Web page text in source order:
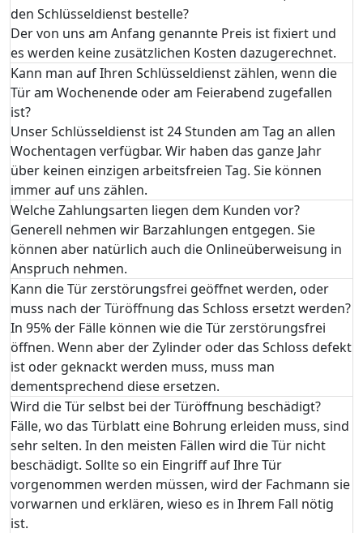
den Schlüsseldienst bestelle?
Der von uns am Anfang genannte Preis ist fixiert und
es werden keine zusätzlichen Kosten dazugerechnet.
Kann man auf Ihren Schlüsseldienst zählen, wenn die
Tür am Wochenende oder am Feierabend zugefallen
ist?
Unser Schlüsseldienst ist 24 Stunden am Tag an allen
Wochentagen verfügbar. Wir haben das ganze Jahr
über keinen einzigen arbeitsfreien Tag. Sie können
immer auf uns zählen.
Welche Zahlungsarten liegen dem Kunden vor?
Generell nehmen wir Barzahlungen entgegen. Sie
können aber natürlich auch die Onlineüberweisung in
Anspruch nehmen.
Kann die Tür zerstörungsfrei geöffnet werden, oder
muss nach der Türöffnung das Schloss ersetzt werden?
In 95% der Fälle können wie die Tür zerstörungsfrei
öffnen. Wenn aber der Zylinder oder das Schloss defekt
ist oder geknackt werden muss, muss man
dementsprechend diese ersetzen.
Wird die Tür selbst bei der Türöffnung beschädigt?
Fälle, wo das Türblatt eine Bohrung erleiden muss, sind
sehr selten. In den meisten Fällen wird die Tür nicht
beschädigt. Sollte so ein Eingriff auf Ihre Tür
vorgenommen werden müssen, wird der Fachmann sie
vorwarnen und erklären, wieso es in Ihrem Fall nötig
ist.